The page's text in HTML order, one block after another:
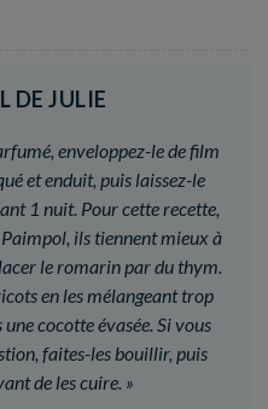
DE JULIE
enveloppez-le de film
et enduit, puis laissez-le
1 nuit. Pour cette recette,
ils tiennent mieux à
le romarin par du thym.
en les mélangeant trop
cocotte évasée. Si vous
faites-les bouillir, puis
de les cuire. »